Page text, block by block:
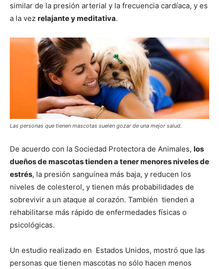
Razas
de
Perros
Fotos
similar de la presión arterial y la frecuencia cardíaca, y es
a la vez relajante y meditativa.
Las personas que tienen mascotas suelen gozar de una mejor salud.
De acuerdo con la Sociedad Protectora de Animales, los
dueños de mascotas tienden a tener menores niveles de
estrés, la presión sanguínea más baja, y reducen los
niveles de colesterol, y tienen más probabilidades de
sobrevivir a un ataque al corazón. También tienden a
rehabilitarse más rápido de enfermedades físicas o
psicológicas.
Un estudio realizado en Estados Unidos, mostró que las
personas que tienen mascotas no sólo hacen menos